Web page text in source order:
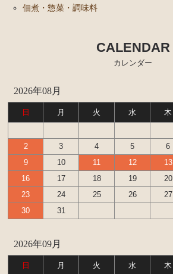
佃煮・惣菜・調味料
CALENDAR
カレンダー
2026年08月
日 月 火 水 木
2
3 4 5 6
9
10 11 12 13
16
17 18 19 20
23
24 25 26 27
30
31
2026年09月
日 月 火 水 木